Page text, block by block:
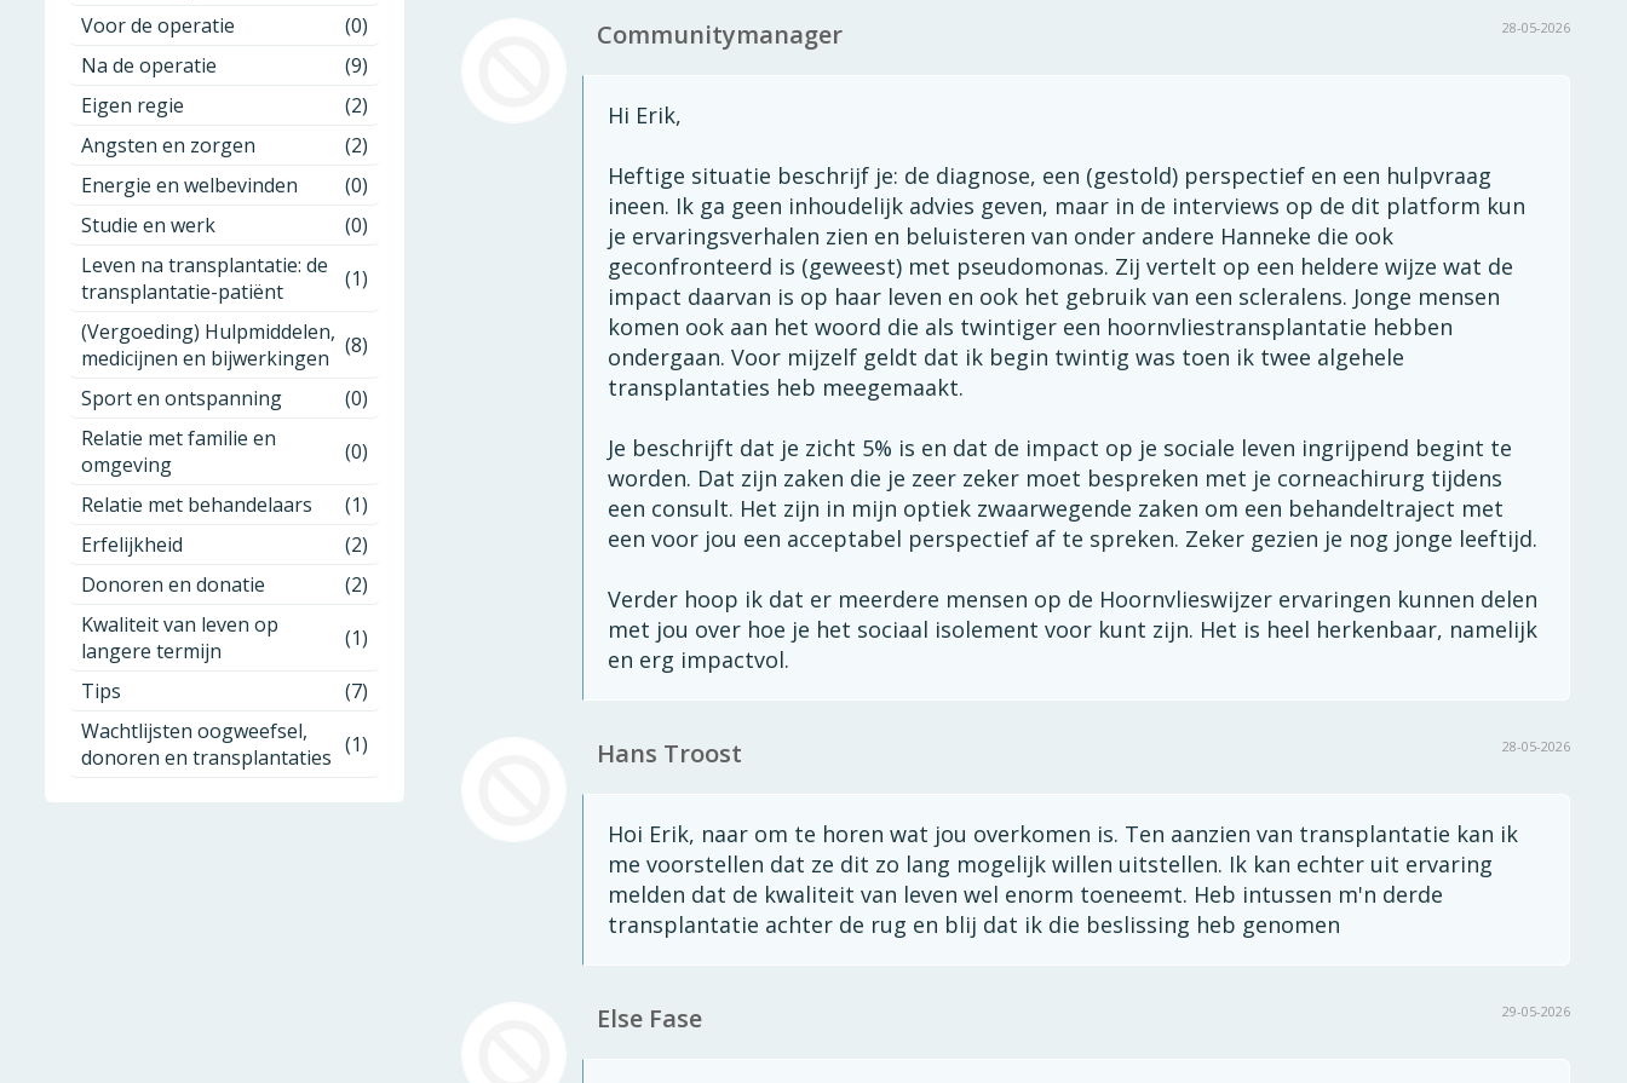
Voor de operatie
(0)
Na de operatie
(9)
Eigen regie
(2)
Angsten en zorgen
(2)
Energie en welbevinden
(0)
Studie en werk
(0)
Leven na transplantatie: de
transplantatie-patiënt
(1)
(Vergoeding) Hulpmiddelen,
medicijnen en bijwerkingen
(8)
Sport en ontspanning
(0)
Relatie met familie en
omgeving
(0)
Relatie met behandelaars
(1)
Erfelijkheid
(2)
Donoren en donatie
(2)
Kwaliteit van leven op
langere termijn
(1)
Tips
(7)
Wachtlijsten oogweefsel,
donoren en transplantaties (1)
Communitymanager 28-05-2026
Hi Erik,
Heftige situatie beschrijf je: de diagnose, een (gestold) perspectief en een hulpvraag
ineen. Ik ga geen inhoudelijk advies geven, maar in de interviews op de dit platform kun
je ervaringsverhalen zien en beluisteren van onder andere Hanneke die ook
geconfronteerd is (geweest) met pseudomonas. Zij vertelt op een heldere wijze wat de
impact daarvan is op haar leven en ook het gebruik van een scleralens. Jonge mensen
komen ook aan het woord die als twintiger een hoornvliestransplantatie hebben
ondergaan. Voor mijzelf geldt dat ik begin twintig was toen ik twee algehele
transplantaties heb meegemaakt.
Je beschrijft dat je zicht 5% is en dat de impact op je sociale leven ingrijpend begint te
worden. Dat zijn zaken die je zeer zeker moet bespreken met je corneachirurg tijdens
een consult. Het zijn in mijn optiek zwaarwegende zaken om een behandeltraject met
een voor jou een acceptabel perspectief af te spreken. Zeker gezien je nog jonge leeftijd.
Verder hoop ik dat er meerdere mensen op de Hoornvlieswijzer ervaringen kunnen delen
met jou over hoe je het sociaal isolement voor kunt zijn. Het is heel herkenbaar, namelijk
en erg impactvol.
Hans Troost 28-05-2026
Hoi Erik, naar om te horen wat jou overkomen is. Ten aanzien van transplantatie kan ik
me voorstellen dat ze dit zo lang mogelijk willen uitstellen. Ik kan echter uit ervaring
melden dat de kwaliteit van leven wel enorm toeneemt. Heb intussen m'n derde
transplantatie achter de rug en blij dat ik die beslissing heb genomen
Else Fase 29-05-2026